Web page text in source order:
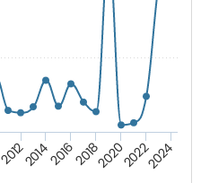
2012201420162018202020222024